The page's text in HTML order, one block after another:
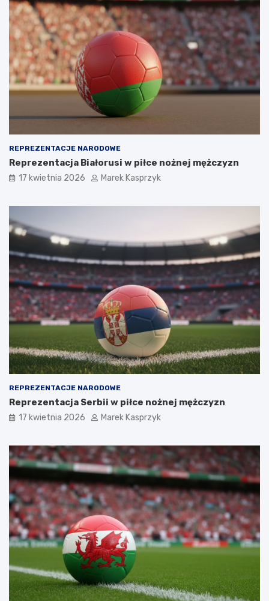
REPREZENTACJE NARODOWE
Reprezentacja Białorusi w piłce nożnej mężczyzn
17 kwietnia 2026 Marek Kasprzyk
REPREZENTACJE NARODOWE
Reprezentacja Serbii w piłce nożnej mężczyzn
17 kwietnia 2026 Marek Kasprzyk